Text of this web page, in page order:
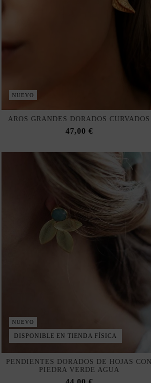
NUEVO
AROS GRANDES DORADOS CURVADOS
47,00 €
NUEVO
DISPONIBLE EN TIENDA FÍSICA
PENDIENTES DORADOS DE HOJAS CON
PIEDRA VERDE AGUA